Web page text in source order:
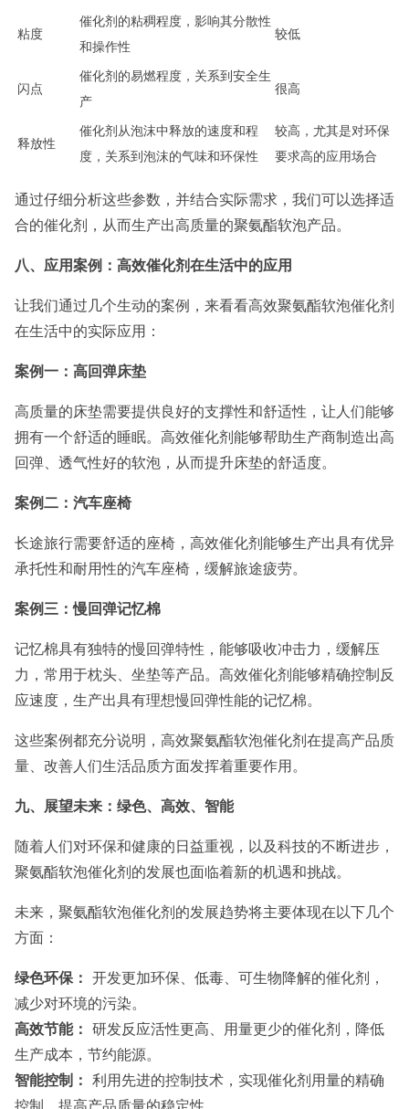
粘度
催化剂的粘稠程度，影响其分散性
和操作性
较低
闪点
催化剂的易燃程度，关系到安全生
产
很高
释放性
催化剂从泡沫中释放的速度和程
度，关系到泡沫的气味和环保性
较高，尤其是对环保
要求高的应用场合
通过仔细分析这些参数，并结合实际需求，我们可以选择适
合的催化剂，从而生产出高质量的聚氨酯软泡产品。
八、应用案例：高效催化剂在生活中的应用
让我们通过几个生动的案例，来看看高效聚氨酯软泡催化剂
在生活中的实际应用：
案例一：高回弹床垫
高质量的床垫需要提供良好的支撑性和舒适性，让人们能够
拥有一个舒适的睡眠。高效催化剂能够帮助生产商制造出高
回弹、透气性好的软泡，从而提升床垫的舒适度。
案例二：汽车座椅
长途旅行需要舒适的座椅，高效催化剂能够生产出具有优异
承托性和耐用性的汽车座椅，缓解旅途疲劳。
案例三：慢回弹记忆棉
记忆棉具有独特的慢回弹特性，能够吸收冲击力，缓解压
力，常用于枕头、坐垫等产品。高效催化剂能够精确控制反
应速度，生产出具有理想慢回弹性能的记忆棉。
这些案例都充分说明，高效聚氨酯软泡催化剂在提高产品质
量、改善人们生活品质方面发挥着重要作用。
九、展望未来：绿色、高效、智能
随着人们对环保和健康的日益重视，以及科技的不断进步，
聚氨酯软泡催化剂的发展也面临着新的机遇和挑战。
未来，聚氨酯软泡催化剂的发展趋势将主要体现在以下几个
方面：
绿色环保： 开发更加环保、低毒、可生物降解的催化剂，
减少对环境的污染。
高效节能： 研发反应活性更高、用量更少的催化剂，降低
生产成本，节约能源。
智能控制： 利用先进的控制技术，实现催化剂用量的精确
控制，提高产品质量的稳定性。